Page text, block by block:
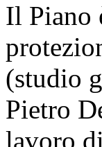
Il Piano
(studio
Pietro
lavoro